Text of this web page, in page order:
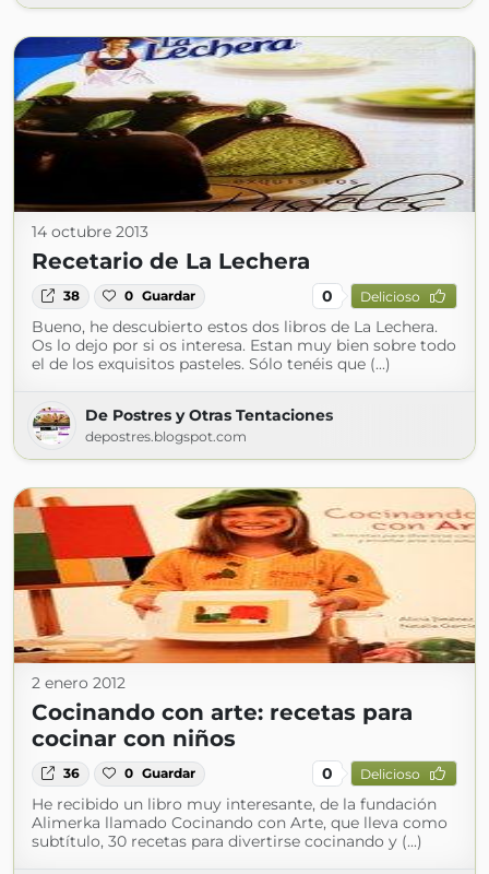
14 octubre 2013
Recetario de La Lechera
38 0 Guardar 0 Delicioso
Bueno, he descubierto estos dos libros de La Lechera.
Os lo dejo por si os interesa. Estan muy bien sobre todo
el de los exquisitos pasteles. Sólo tenéis que (...)
De Postres y Otras Tentaciones
depostres.blogspot.com
2 enero 2012
Cocinando con arte: recetas para
cocinar con niños
36 0 Guardar 0 Delicioso
He recibido un libro muy interesante, de la fundación
Alimerka llamado Cocinando con Arte, que lleva como
subtítulo, 30 recetas para divertirse cocinando y (...)